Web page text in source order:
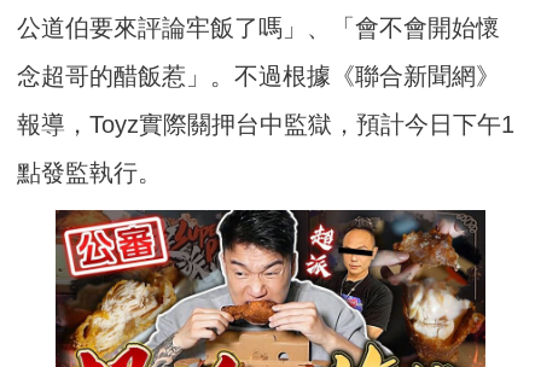
公道伯要來評論牢飯了嗎」、「會不會開始懷
念超哥的醋飯惹」。不過根據《聯合新聞網》
報導，Toyz實際關押台中監獄，預計今日下午1
點發監執行。